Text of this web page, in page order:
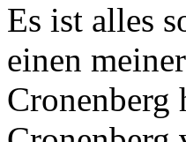
Es ist alles
einen